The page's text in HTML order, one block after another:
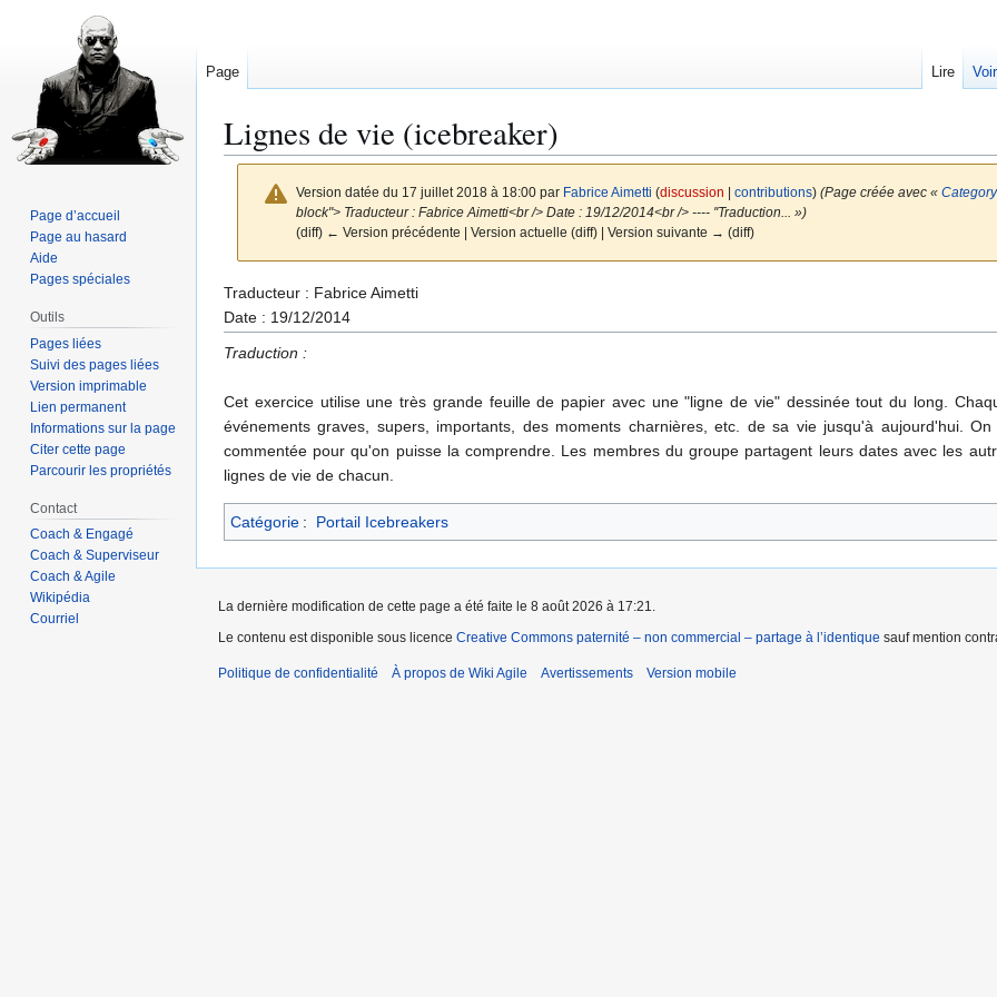
Lignes de vie (icebreaker)
Version datée du 17 juillet 2018 à 18:00 par Fabrice Aimetti (discussion contributions) (Page créée avec «
block"> Traducteur : Fabrice Aimetti<br /> Date : 19/12/2014<br /> ---- ''Traduction... »)
(diff) ← Version précédente | Version actuelle (diff) | Version suivante → (diff)
Aller
à
Aller
à
Traducteur : Fabrice Aimetti
Date : 19/12/2014
Traduction :
Cet exercice utilise une très grande feuille de papier avec une "ligne de vie" dessinée tout du long.
événements graves, supers, importants, des moments charnières, etc. de sa vie jusqu'à aujourd'hui.
commentée pour qu'on puisse la comprendre. Les membres du groupe partagent leurs dates avec les
lignes de vie de chacun.
Catégorie : Portail Icebreakers
Page Lire
Page d’accueil
Page au hasard
Aide
Pages spéciales
Outils
Pages liées
Suivi des pages liées
Version imprimable
Lien permanent
Informations sur la page
Citer cette page
Parcourir les propriétés
Contact
Coach & Engagé
Coach & Superviseur
Coach & Agile
Wikipédia
Courriel
La dernière modification de cette page a été faite le 8 août 2026 à 17:21.
Le contenu est disponible sous licence Creative Commons paternité – non commercial – partage à l’identique sauf mention
Politique de confidentialité À propos de Wiki Agile Avertissements Version mobile